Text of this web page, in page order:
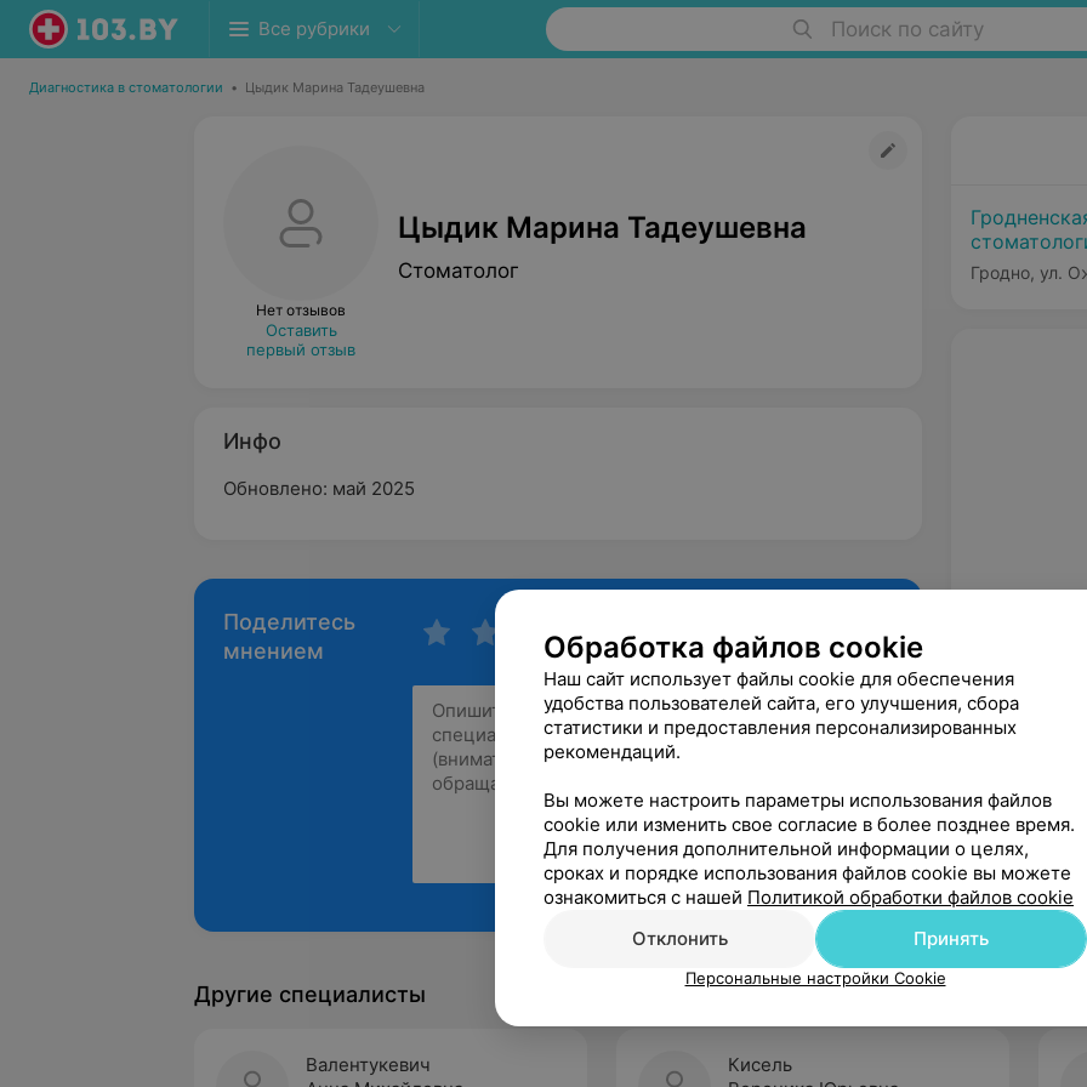
Все рубрики Поиск по сайту
Диагностика в стоматологии • Цыдик Марина Тадеушевна
Нет отзывов
Оставить
первый отзыв
Цыдик Марина Тадеушевна
Стоматолог
Инфо
Обновлено: май 2025
Поделитесь
мнением
Рекомендую
Филиал №1
Гродно, ул.
Другие специалисты
Валентукевич
Кисель
Обработка файлов cookie
Наш сайт использует файлы cookie для обеспечения
удобства пользователей сайта, его улучшения, сбора
статистики и предоставления персонализированных
рекомендаций.
Вы можете настроить параметры использования файлов
cookie или изменить свое согласие в более позднее время.
Для получения дополнительной информации о целях,
сроках и порядке использования файлов cookie вы можете
ознакомиться с нашей Политикой обработки файлов cookie
Отклонить
Принять
Персональные настройки Cookie